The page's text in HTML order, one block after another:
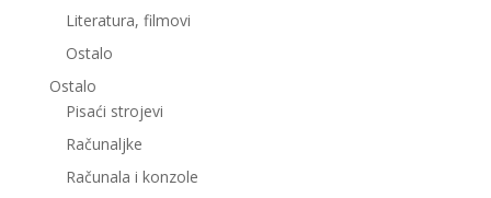
Literatura, filmovi
Ostalo
Ostalo
Pisaći strojevi
Računaljke
Računala i konzole